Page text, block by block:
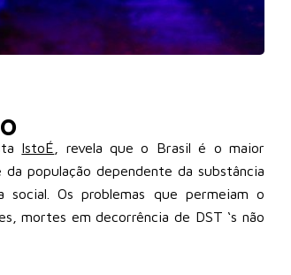
IstoÉ , revela que o Brasil é o maior
população dependente da substância
social. Os problemas que permeiam o
mortes em decorrência de DST ‘s não